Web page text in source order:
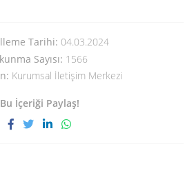
Tarihi: 04.03.2024
Sayısı: 1566
Kurumsal İletişim Merkezi
Bu İçeriği Paylaş!